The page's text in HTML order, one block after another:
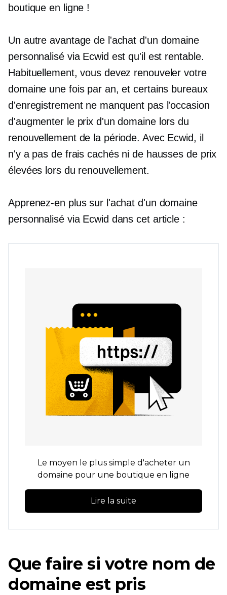
boutique en ligne !
Un autre avantage de l'achat d'un domaine
personnalisé via Ecwid est qu'il est rentable.
Habituellement, vous devez renouveler votre
domaine une fois par an, et certains bureaux
d'enregistrement ne manquent pas l'occasion
d'augmenter le prix d'un domaine lors du
renouvellement de la période. Avec Ecwid, il
n'y a pas de frais cachés ni de hausses de prix
élevées lors du renouvellement.
Apprenez-en plus sur l'achat d'un domaine
personnalisé via Ecwid dans cet article :
Le moyen le plus simple d'acheter un
domaine pour une boutique en ligne
Lire la suite
Que faire si votre nom de
domaine est pris